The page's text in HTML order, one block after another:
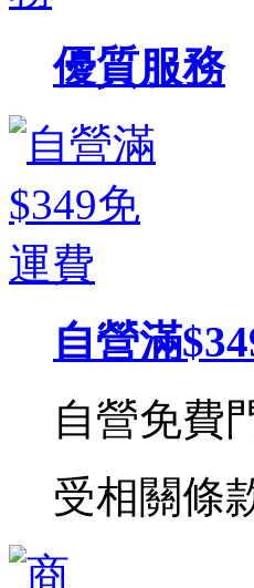
優質服務
自營滿
自營免費
受相關條